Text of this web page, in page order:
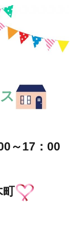
～17：00